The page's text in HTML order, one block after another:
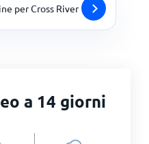
per Cross River
a 14 giorni